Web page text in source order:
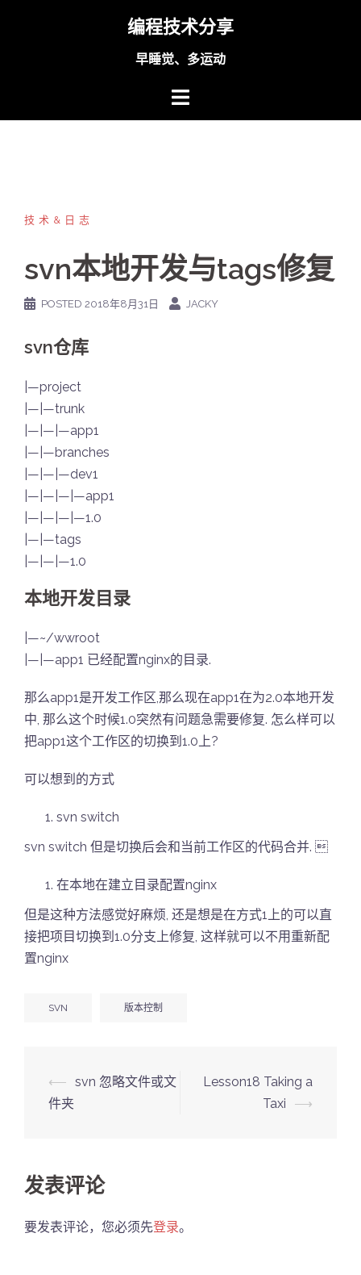
编程技术分享
早睡觉、多运动
技术&日志
svn本地开发与tags修复
POSTED 2018年8月31日 JACKY
svn仓库
|—project
|—|—trunk
|—|—|—app1
|—|—branches
|—|—|—dev1
|—|—|—|—app1
|—|—|—|—1.0
|—|—tags
|—|—|—1.0
本地开发目录
|—~/wwroot
|—|—app1 已经配置nginx的目录.
那么app1是开发工作区,那么现在app1在为2.0本地开发
中, 那么这个时候1.0突然有问题急需要修复. 怎么样可以
把app1这个工作区的切换到1.0上?
可以想到的方式
svn switch
svn switch 但是切换后会和当前工作区的代码合并. 
在本地在建立目录配置nginx
但是这种方法感觉好麻烦, 还是想是在方式1上的可以直
接把项目切换到1.0分支上修复, 这样就可以不用重新配
置nginx
SVN 版本控制
Post
navigation
⟵ svn 忽略文件或文
件夹
Lesson18 Taking a
Taxi
⟶
发表评论
要发表评论，您必须先登录。